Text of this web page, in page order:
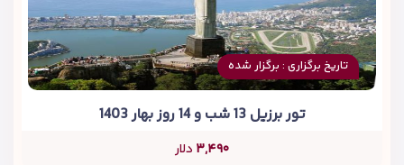
تاریخ برگزاری : برگزار شده
تور برزیل 13 شب و 14 روز بهار 1403
۳,۴۹۰ دلار